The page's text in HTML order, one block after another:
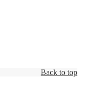
Back to top